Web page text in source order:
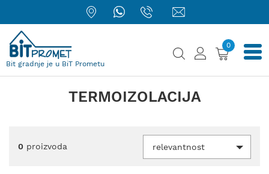
Bit gradnje je u BiT Prometu
0
TERMOIZOLACIJA
0 proizvoda relevantnost